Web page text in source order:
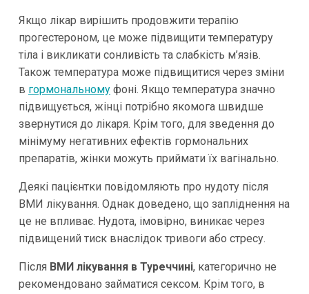
Якщо лікар вирішить продовжити терапію
прогестероном, це може підвищити температуру
тіла і викликати сонливість та слабкість м’язів.
Також температура може підвищитися через зміни
в гормональномуфоні. Якщо температура значно
підвищується, жінці потрібно якомога швидше
звернутися до лікаря. Крім того, для зведення до
мінімуму негативних ефектів гормональних
препаратів, жінки можуть приймати їх вагінально.
Деякі пацієнтки повідомляють про нудоту після
ВМИ лікування. Однак доведено, що запліднення на
це не впливає. Нудота, імовірно, виникає через
підвищений тиск внаслідок тривоги або стресу.
Після ВМИ лікування в Туреччині, категорично не
рекомендовано займатися сексом. Крім того, в